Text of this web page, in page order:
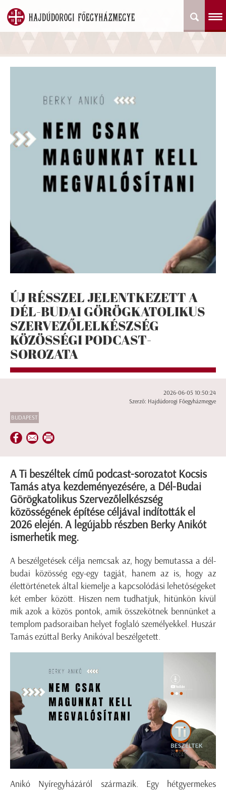
ÚJ RÉSSZEL JELENTKEZETT A
DÉL-BUDAI GÖRÖGKATOLIKUS
SZERVEZŐLELKÉSZSÉG
KÖZÖSSÉGI PODCAST-
SOROZATA
2026-06-05 10:50:24
Szerző: Hajdúdorogi Főegyházmegye
BUDAPEST
A Ti beszéltek című podcast-sorozatot Kocsis
Tamás atya kezdeményezésére, a Dél-Budai
Görögkatolikus Szervezőlelkészség
közösségének építése céljával indították el
2026 elején. A legújabb részben Berky Anikót
ismerhetik meg.
A beszélgetések célja nemcsak az, hogy bemutassa a dél-
budai közösség egy-egy tagját, hanem az is, hogy az
élettörténetek által kiemelje a kapcsolódási lehetőségeket
két ember között. Hiszen nem tudhatjuk, hitünkön kívül
mik azok a közös pontok, amik összekötnek bennünket a
templom padsoraiban helyet foglaló személyekkel. Huszár
Tamás ezúttal Berky Anikóval beszélgetett.
Anikó Nyíregyházáról származik. Egy hétgyermekes